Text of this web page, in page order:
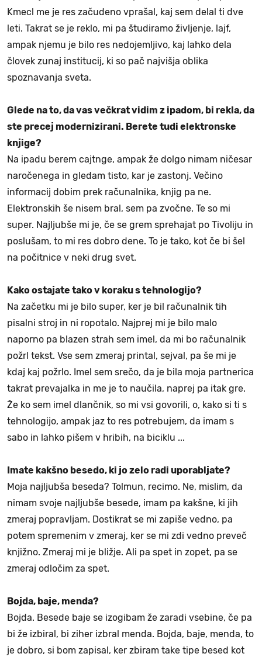
Kmecl me je res začudeno vprašal, kaj sem delal ti dve
leti. Takrat se je reklo, mi pa študiramo življenje, lajf,
ampak njemu je bilo res nedojemljivo, kaj lahko dela
človek zunaj institucij, ki so pač najvišja oblika
spoznavanja sveta.
Glede na to, da vas večkrat vidim z ipadom, bi rekla, da
ste precej modernizirani. Berete tudi elektronske
knjige?
Na ipadu berem cajtnge, ampak že dolgo nimam ničesar
naročenega in gledam tisto, kar je zastonj. Večino
informacij dobim prek računalnika, knjig pa ne.
Elektronskih še nisem bral, sem pa zvočne. Te so mi
super. Najljubše mi je, če se grem sprehajat po Tivoliju in
poslušam, to mi res dobro dene. To je tako, kot če bi šel
na počitnice v neki drug svet.
Kako ostajate tako v koraku s tehnologijo?
Na začetku mi je bilo super, ker je bil računalnik tih
pisalni stroj in ni ropotalo. Najprej mi je bilo malo
naporno pa blazen strah sem imel, da mi bo računalnik
požrl tekst. Vse sem zmeraj printal, sejval, pa še mi je
kdaj kaj požrlo. Imel sem srečo, da je bila moja partnerica
takrat prevajalka in me je to naučila, naprej pa itak gre.
Že ko sem imel dlančnik, so mi vsi govorili, o, kako si ti s
tehnologijo, ampak jaz to res potrebujem, da imam s
sabo in lahko pišem v hribih, na biciklu ...
Imate kakšno besedo, ki jo zelo radi uporabljate?
Moja najljubša beseda? Tolmun, recimo. Ne, mislim, da
nimam svoje najljubše besede, imam pa kakšne, ki jih
zmeraj popravljam. Dostikrat se mi zapiše vedno, pa
potem spremenim v zmeraj, ker se mi zdi vedno preveč
knjižno. Zmeraj mi je bližje. Ali pa spet in zopet, pa se
zmeraj odločim za spet.
Bojda, baje, menda?
Bojda. Besede baje se izogibam že zaradi vsebine, če pa
bi že izbiral, bi ziher izbral menda. Bojda, baje, menda, to
je dobro, si bom zapisal, ker zbiram take tipe besed kot